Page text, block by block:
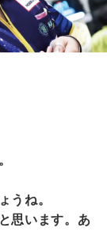
うね。
思います。あ